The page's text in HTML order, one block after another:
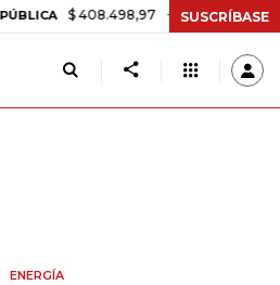
$ 408.498,97 +$ 8.753,81 +2,19%
SUSCRÍBASE
ENERGÍA